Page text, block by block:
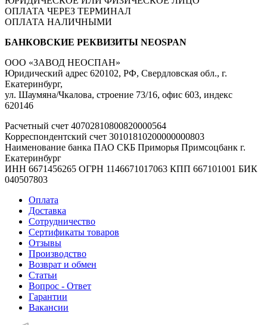
ОПЛАТА ЧЕРЕЗ ТЕРМИНАЛ
ОПЛАТА НАЛИЧНЫМИ
БАНКОВСКИЕ РЕКВИЗИТЫ NEOSPAN
ООО «ЗАВОД НЕОСПАН»
Юридический адрес 620102, РФ, Свердловская обл., г.
Екатеринбург,
ул. Шаумяна/Чкалова, строение 73/16, офис 603, индекс
620146
Расчетный счет 40702810800820000564
Корреспондентский счет 30101810200000000803
Наименование банка ПАО СКБ Приморья Примсоцбанк г.
Екатеринбург
ИНН 6671456265 ОГРН 1146671017063 КПП 667101001 БИК
040507803
Оплата
Доставка
Сотрудничество
Сертификаты товаров
Отзывы
Производство
Возврат и обмен
Статьи
Вопрос - Ответ
Гарантии
Вакансии